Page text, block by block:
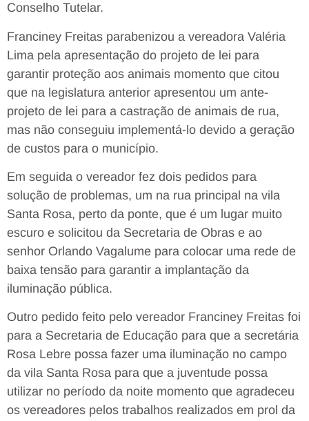
Conselho Tutelar.
Franciney Freitas parabenizou a vereadora Valéria
Lima pela apresentação do projeto de lei para
garantir proteção aos animais momento que citou
que na legislatura anterior apresentou um ante-
projeto de lei para a castração de animais de rua,
mas não conseguiu implementá-lo devido a geração
de custos para o município.
Em seguida o vereador fez dois pedidos para
solução de problemas, um na rua principal na vila
Santa Rosa, perto da ponte, que é um lugar muito
escuro e solicitou da Secretaria de Obras e ao
senhor Orlando Vagalume para colocar uma rede de
baixa tensão para garantir a implantação da
iluminação pública.
Outro pedido feito pelo vereador Franciney Freitas foi
para a Secretaria de Educação para que a secretária
Rosa Lebre possa fazer uma iluminação no campo
da vila Santa Rosa para que a juventude possa
utilizar no período da noite momento que agradeceu
os vereadores pelos trabalhos realizados em prol da